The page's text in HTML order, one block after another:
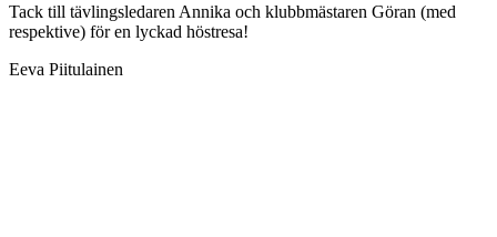
Tack till tävlingsledaren Annika och klubbmästaren Göran (med
respektive) för en lyckad höstresa!
Eeva Piitulainen